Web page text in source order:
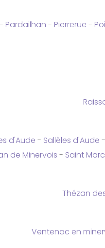
- Pardailhan - Pierrerue -
d'Aude - Sallèles d'Aude -
de Minervois - Saint
Thézan
Ventenac en